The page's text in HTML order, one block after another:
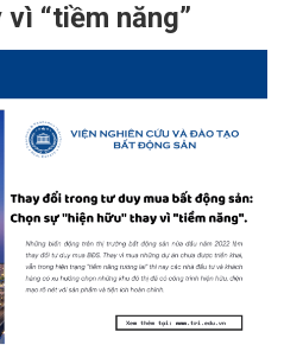
vì “tiềm năng”